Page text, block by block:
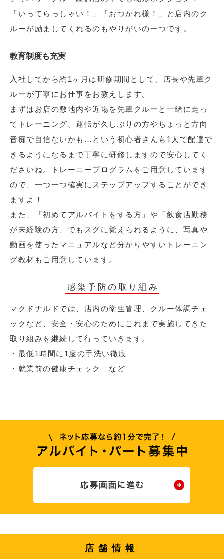
「いってらっしゃい！」「おつかれ様！」と店内のク
ルーが励ましてくれるのもやりがいの一つです。
教育制度も充実
入社してから約1ヶ月は研修期間として、店長や先輩ク
ルーが丁寧にお仕事をお教えします。
まずはお店の敷地内や近場を先輩クルーと一緒に走っ
てトレーニング。運転が久しぶりの方やちょっと方向
音痴で自信ないかも…という初心者さんも1人で配達で
きるようになるまで丁寧に研修しますので安心してく
ださいね。トレーニープログラムをご用意しています
ので、一つ一つ確実にステップアップすることができ
ますよ！
また、「初めてアルバイトをする方」や「飲食店勤務
が未経験の方」でもスグに覚えられるように、写真や
動画を使ったマニュアルなど分かりやすいトレーニン
グ教材もご用意しています。
感染予防の取り組み
マクドナルドでは、店内の衛生管理、クルー体調チェ
ックなど、安全・安心のためにこれまで実施してきた
取り組みを継続して行っていきます。
・最低1時間に1度の手洗い徹底
・就業前の健康チェック など
店舗情報